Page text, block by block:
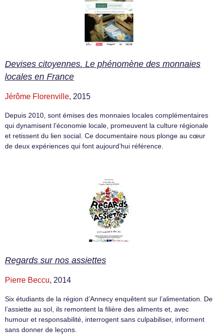
Devises citoyennes. Le phénomène des monnaies
locales en France
Jérôme Florenville, 2015
Depuis 2010, sont émises des monnaies locales complémentaires
qui dynamisent l’économie locale, promeuvent la culture régionale
et retissent du lien social. Ce documentaire nous plonge au cœur
de deux expériences qui font aujourd’hui référence.
Regards sur nos assiettes
Pierre Beccu, 2014
Six étudiants de la région d’Annecy enquêtent sur l’alimentation. De
l’assiette au sol, ils remontent la filière des aliments et, avec
humour et responsabilité, interrogent sans culpabiliser, informent
sans donner de leçons.